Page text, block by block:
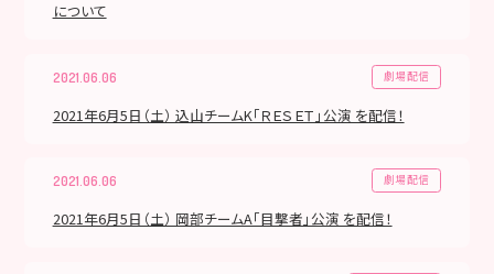
について
2021.06.06 劇場配信
2021年6月5日（土） 込山チームK「ＲＥＳＥＴ」公演 を配信！
2021.06.06 劇場配信
2021年6月5日（土） 岡部チームA「目撃者」公演 を配信！